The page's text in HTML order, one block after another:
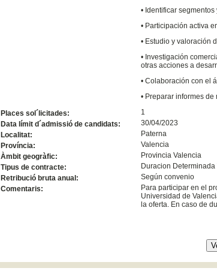
Slide32
• Identificar
• Participación activa
• Estudio y valoración
• Investigación
otras acciones a
• Colaboración con el
• Preparar informes
Places sol´licitades:
1
Data límit d´admissió de candidats:
30/04/2023
Localitat:
Paterna
Província:
Valencia
Àmbit geogràfic:
Provincia Valencia
Tipus de contracte:
Duracion
Retribució bruta anual:
Según convenio
Comentaris:
Para participar en el
Universidad de
la oferta. En caso de